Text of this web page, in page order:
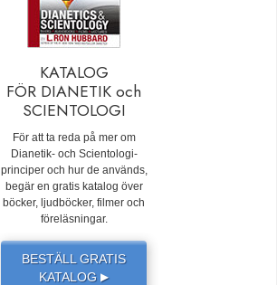
KATALOG
FÖR DIANETIK och
SCIENTOLOGI
För att ta reda på mer om
Dianetik- och Scientologi-
principer och hur de används,
begär en gratis katalog över
böcker, ljudböcker, filmer och
föreläsningar.
BESTÄLL GRATIS
KATALOG ▶